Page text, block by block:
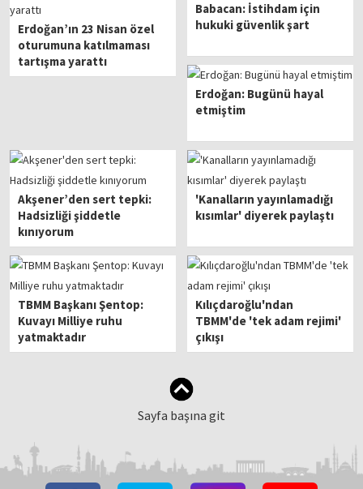
Erdoğan’ın 23 Nisan özel
oturumuna katılmaması
tartışma yarattı
Babacan: İstihdam için
hukuki güvenlik şart
Erdoğan: Bugünü hayal
etmiştim
Akşener’den sert tepki:
Hadsizliği şiddetle
kınıyorum
'Kanalların yayınlamadığı
kısımlar' diyerek paylaştı
TBMM Başkanı Şentop:
Kuvayı Milliye ruhu
yatmaktadır
Kılıçdaroğlu'ndan
TBMM'de 'tek adam rejimi'
çıkışı
Sayfa başına git